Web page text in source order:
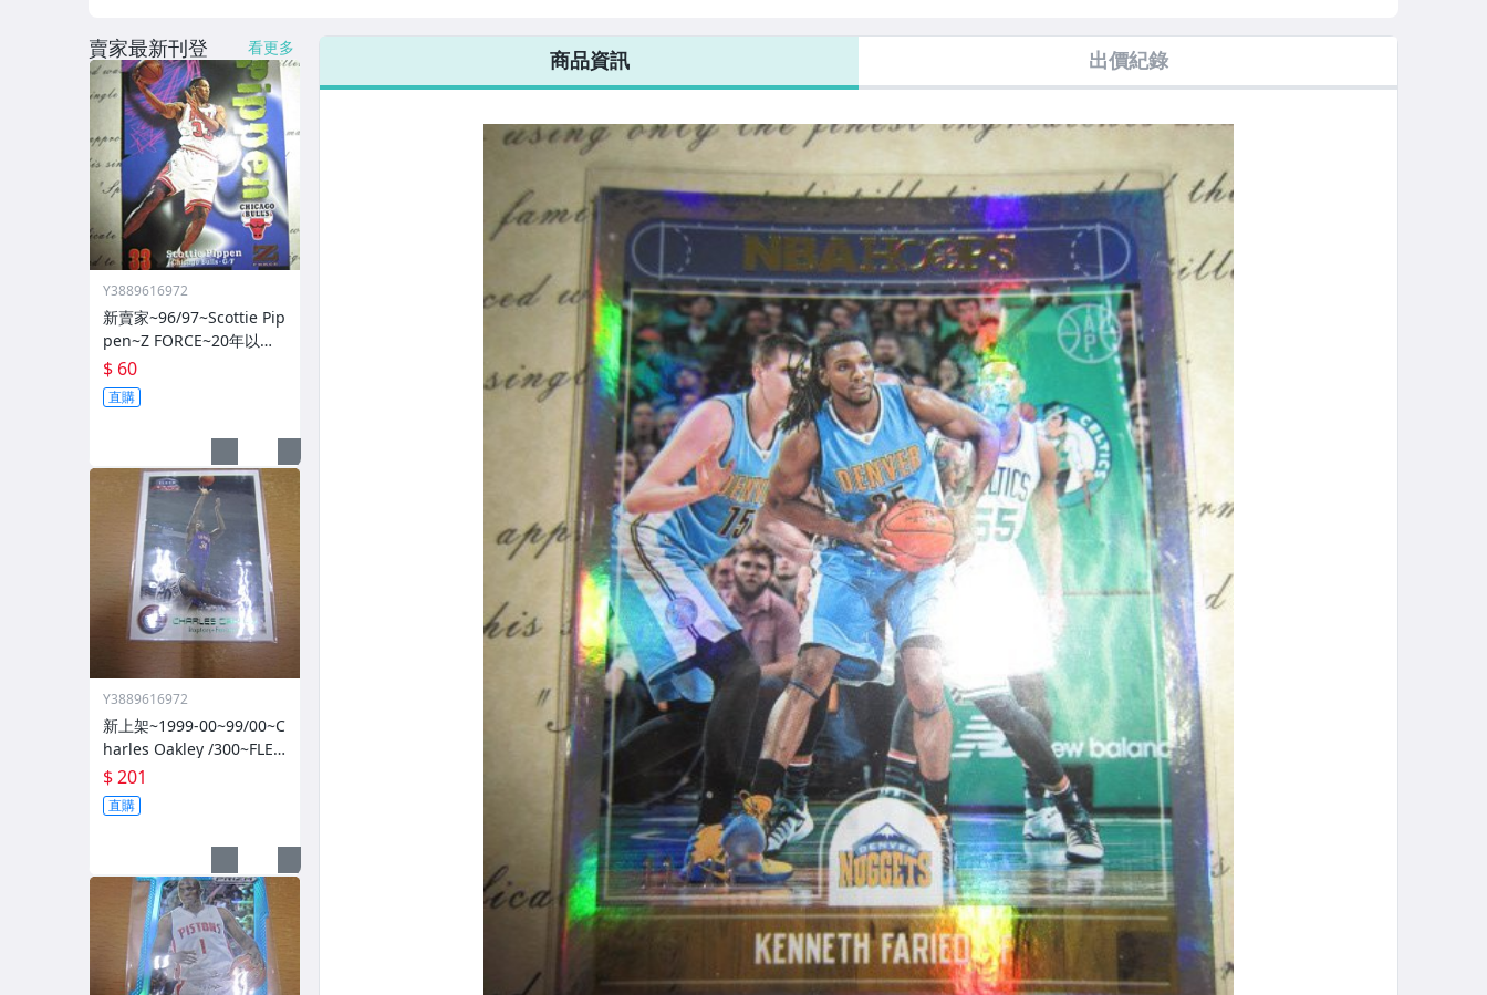
商品資訊 出價紀錄
賣家最新刊登 看更多
Y3889616972
新賣家~96/97~Scottie Pip
pen~Z FORCE~20年以上
歷史~無限量~
$ 60
直購
Y3889616972
新上架~1999-00~99/00~C
harles Oakley /300~FLEE
R~~限量/300~1060114-1
$ 201
直購